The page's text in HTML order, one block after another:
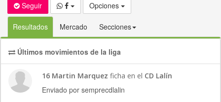
Seguir Opciones
Resultados Mercado Secciones
Últimos movimientos de la liga
16 Martin Marquez ficha en el CD Lalín
Enviado por semprecdlalin